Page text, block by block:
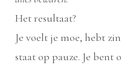
Het resultaat?
Je voelt je moe, hebt
staat op pauze. Je bent